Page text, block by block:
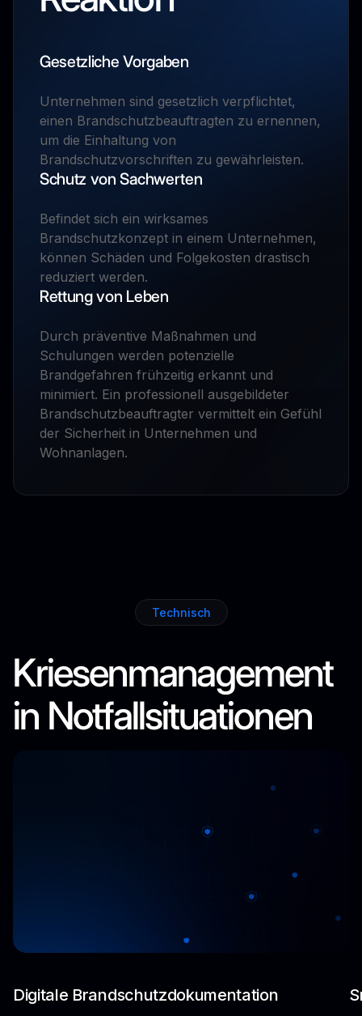
Gesetzliche Vorgaben
Unternehmen sind gesetzlich verpflichtet,
einen Brandschutzbeauftragten zu ernennen,
um die Einhaltung von
Brandschutzvorschriften zu gewährleisten.
Schutz von Sachwerten
Befindet sich ein wirksames
Brandschutzkonzept in einem Unternehmen,
können Schäden und Folgekosten drastisch
reduziert werden.
Rettung von Leben
Durch präventive Maßnahmen und
Schulungen werden potenzielle
Brandgefahren frühzeitig erkannt und
minimiert. Ein professionell ausgebildeter
Brandschutzbeauftragter vermittelt ein Gefühl
der Sicherheit in Unternehmen und
Wohnanlagen.
Technisch
Kriesenmanagement
in Notfallsituationen
Digitale Brandschutzdokumentation